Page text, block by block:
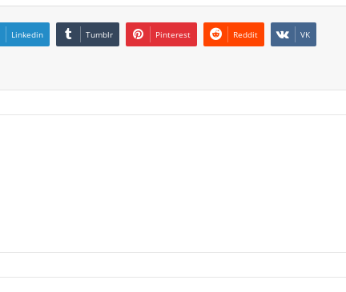
Linkedin Tumblr Pinterest Reddit VK